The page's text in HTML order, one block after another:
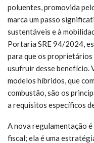
poluentes, promovida
marca um passo
sustentáveis e à
Portaria SRE 94/2024,
para que os proprietários
usufruir desse benefício.
modelos híbridos, que
combustão, são os
a requisitos específicos
A nova regulamentação
fiscal; ela é uma